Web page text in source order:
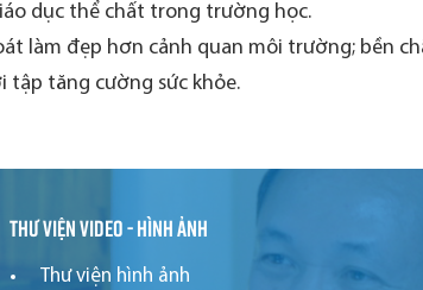
dục thể chất trong trường học.
làm đẹp hơn cảnh quan môi trường; bền
tập tăng cường sức khỏe.
Thư viện video - hình ảnh
Thư viện hình ảnh